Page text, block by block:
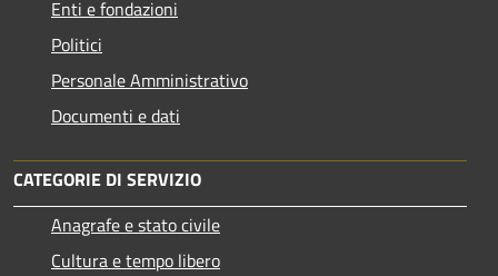
Enti e fondazioni
Politici
Personale Amministrativo
Documenti e dati
CATEGORIE DI SERVIZIO
Anagrafe e stato civile
Cultura e tempo libero